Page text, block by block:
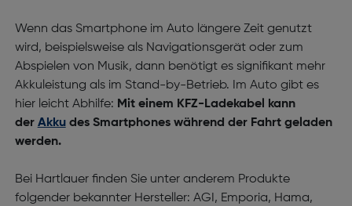
Wenn das Smartphone im Auto längere Zeit genutzt
wird, beispielsweise als Navigationsgerät oder zum
Abspielen von Musik, dann benötigt es signifikant mehr
Akkuleistung als im Stand-by-Betrieb. Im Auto gibt es
hier leicht Abhilfe: Mit einem KFZ-Ladekabel kann
der Akkudes Smartphones während der Fahrt geladen
werden.
Bei Hartlauer finden Sie unter anderem Produkte
folgender bekannter Hersteller: AGI, Emporia, Hama,